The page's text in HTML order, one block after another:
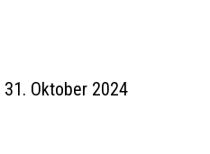
Oktober 2024